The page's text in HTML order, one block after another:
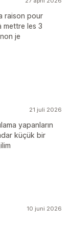
raison pour
mettre les 3
je
21 juli 2026
yapanların
küçük bir
10 juni 2026